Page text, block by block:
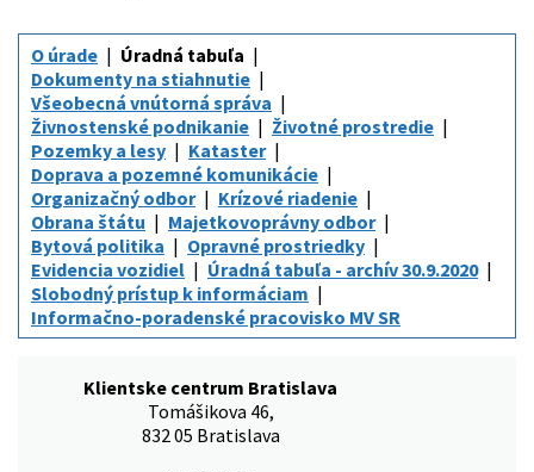
O úrade
Úradná tabuľa
Dokumenty na stiahnutie
Všeobecná vnútorná správa
Živnostenské podnikanie
Životné prostredie
Pozemky a lesy
Kataster
Doprava a pozemné komunikácie
Organizačný odbor
Krízové riadenie
Obrana štátu
Majetkovoprávny odbor
Bytová politika
Opravné prostriedky
Evidencia vozidiel
Úradná tabuľa - archív 30.9.2020
Slobodný prístup k informáciam
Informačno-poradenské pracovisko MV SR
Klientske centrum Bratislava
Tomášikova 46,
832 05 Bratislava